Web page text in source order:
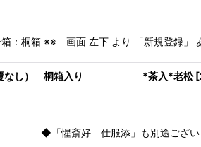
箱 ※※ 画面 左下 より 「新規登録」 あ
仕覆なし） 桐箱入り *茶入*老松 [
斎好 仕服添」も別途ございます